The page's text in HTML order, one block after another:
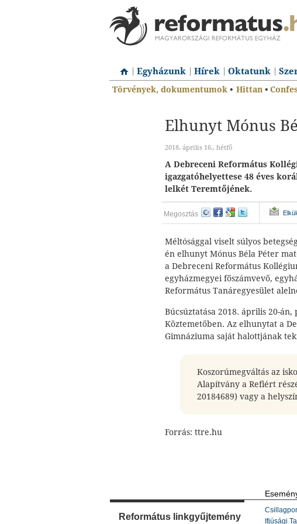
Egyházunk Hírek Oktatunk
Törvények, dokumentumok • Hittan •
Elhunyt Mónus
2018. április 16., hétfő
A Debreceni Református
igazgatóhelyettese 48 éves
lelkét Teremtőjének.
Megosztás
Méltósággal viselt súlyos
én elhunyt Mónus Béla Péter
a Debreceni Református
egyházmegyei főszámvevő,
Református Tanáregyesület
Búcsúztatása 2018. április 20-
Köztemetőben. Az elhunytat a
Gimnáziuma saját halottjának
Koszorúmegváltás az
Alapítvány a Refiért
20184689) vagy a
Forrás: ttre.hu
Református linkgyűjtemény
Ifjúsági